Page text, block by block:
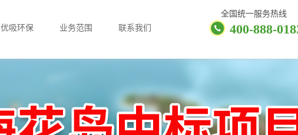
全国统一服务热线
400-888-
优吸环保 业务范围 联系我们